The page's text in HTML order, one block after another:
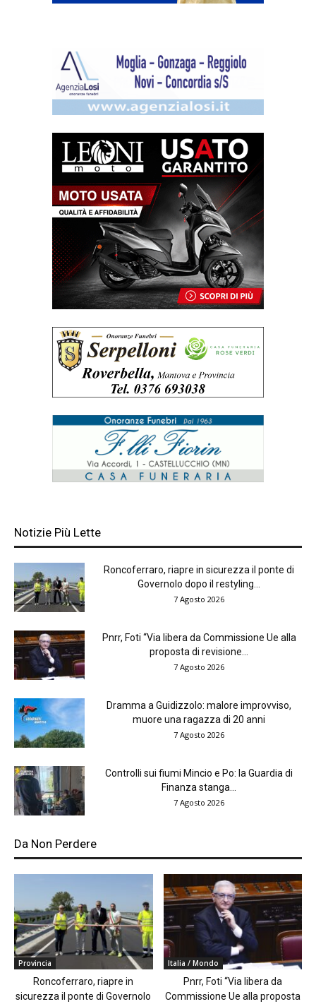
Notizie Più Lette
Roncoferraro, riapre in sicurezza il ponte di
Governolo dopo il restyling...
7 Agosto 2026
Pnrr, Foti “Via libera da Commissione Ue alla
proposta di revisione...
7 Agosto 2026
Dramma a Guidizzolo: malore improvviso,
muore una ragazza di 20 anni
7 Agosto 2026
Controlli sui fiumi Mincio e Po: la Guardia di
Finanza stanga...
7 Agosto 2026
Da Non Perdere
Provincia
Roncoferraro, riapre in
sicurezza il ponte di Governolo
Italia / Mondo
Pnrr, Foti “Via libera da
Commissione Ue alla proposta